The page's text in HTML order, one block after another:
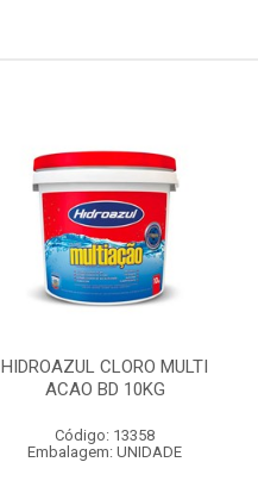
HIDROAZUL CLORO MULTI
ACAO BD 10KG
Código: 13358
Embalagem: UNIDADE